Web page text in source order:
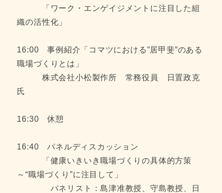
「ワーク・エンゲイジメントに注目した組
織の活性化」
16:00 事例紹介「コマツにおける”居甲斐”のある
職場づくりとは」
株式会社小松製作所 常務役員 日置政克
氏
16:30 休憩
16:40 パネルディスカッション
「健康いきいき職場づくりの具体的方策
～“職場づくり”に注目して」
パネリスト：島津准教授、守島教授、日